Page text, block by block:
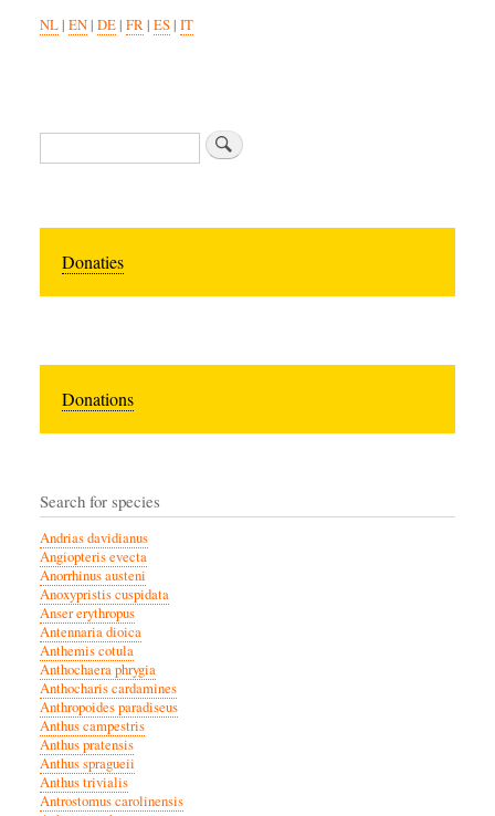
NL| EN| DE| FR| ES| IT
Search
Donaties
Donations
Search for species
Andrias davidianus
Angiopteris evecta
Anorrhinus austeni
Anoxypristis cuspidata
Anser erythropus
Antennaria dioica
Anthemis cotula
Anthochaera phrygia
Anthocharis cardamines
Anthropoides paradiseus
Anthus campestris
Anthus pratensis
Anthus spragueii
Anthus trivialis
Antrostomus carolinensis